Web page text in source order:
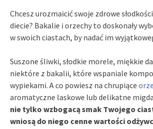
Chcesz urozmaicić swoje zdrowe
diecie? Bakalie i orzechy to doskonały
w swoich ciastach, by nadać im
Suszone śliwki, słodkie morele, miękkie
niektóre z bakalii, które wspaniale
wypiekami. A co powiesz na chrupiące
aromatyczne laskowe lub delikatne
nie tylko wzbogacą smak Twojego
wniosą do niego cenne wartości